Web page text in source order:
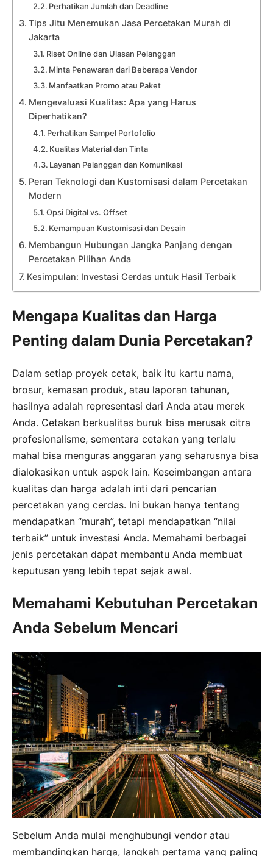
Perhatikan Jumlah dan Deadline
Tips Jitu Menemukan Jasa Percetakan Murah di
Jakarta
Riset Online dan Ulasan Pelanggan
Minta Penawaran dari Beberapa Vendor
Manfaatkan Promo atau Paket
Mengevaluasi Kualitas: Apa yang Harus
Diperhatikan?
Perhatikan Sampel Portofolio
Kualitas Material dan Tinta
Layanan Pelanggan dan Komunikasi
Peran Teknologi dan Kustomisasi dalam Percetakan
Modern
Opsi Digital vs. Offset
Kemampuan Kustomisasi dan Desain
Membangun Hubungan Jangka Panjang dengan
Percetakan Pilihan Anda
Kesimpulan: Investasi Cerdas untuk Hasil Terbaik
Mengapa Kualitas dan Harga
Penting dalam Dunia Percetakan?
Dalam setiap proyek cetak, baik itu kartu nama,
brosur, kemasan produk, atau laporan tahunan,
hasilnya adalah representasi dari Anda atau merek
Anda. Cetakan berkualitas buruk bisa merusak citra
profesionalisme, sementara cetakan yang terlalu
mahal bisa menguras anggaran yang seharusnya bisa
dialokasikan untuk aspek lain. Keseimbangan antara
kualitas dan harga adalah inti dari pencarian
percetakan yang cerdas. Ini bukan hanya tentang
mendapatkan “murah”, tetapi mendapatkan “nilai
terbaik” untuk investasi Anda. Memahami berbagai
jenis percetakan dapat membantu Anda membuat
keputusan yang lebih tepat sejak awal.
Memahami Kebutuhan Percetakan
Anda Sebelum Mencari
Sebelum Anda mulai menghubungi vendor atau
membandingkan harga, langkah pertama yang paling